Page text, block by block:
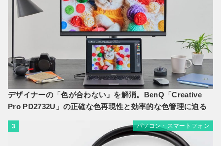
デザイナーの「色が合わない」を解消。BenQ「Creative
Pro PD2732U」の正確な色再現性と効率的な色管理に迫る
3 パソコン・スマートフォン